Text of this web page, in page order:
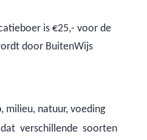
is €25,- voor de
door BuitenWijs
milieu, natuur, voeding
verschillende soorten